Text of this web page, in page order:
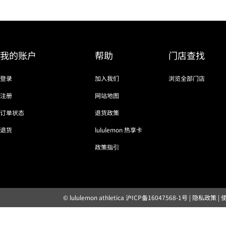
我的账户
登录
注册
订单状态
退货
帮助
加入我们
网站地图
退货政策
lululemon 热享卡
政策指引
门店查找
浏览全部门店
© lululemon athletica 沪ICP备16047568-1号 | 隐私政策|